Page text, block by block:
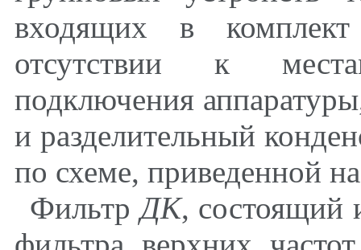
входящих в
отсутствии к
подключения
и разделительный
по схеме, приведенной
ФильтрДК, состоящий